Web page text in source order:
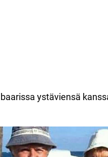
ystäviensä